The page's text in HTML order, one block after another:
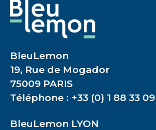
BleuLemon
19, Rue de Mogador
75009 PARIS
Téléphone : +33 (0) 1 88 33 09
BleuLemon LYON